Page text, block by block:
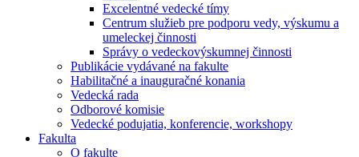
Excelentné vedecké tímy
Centrum služieb pre podporu vedy, výskumu a
umeleckej činnosti
Správy o vedeckovýskumnej činnosti
Publikácie vydávané na fakulte
Habilitačné a inauguračné konania
Vedecká rada
Odborové komisie
Vedecké podujatia, konferencie, workshopy
Fakulta
O fakulte